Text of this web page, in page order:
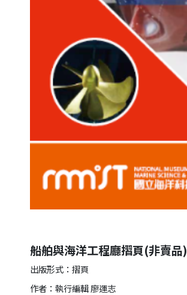
船舶與海洋工程廳摺頁(非賣品)
出版形式：摺頁
作者：執行編輯 廖運志